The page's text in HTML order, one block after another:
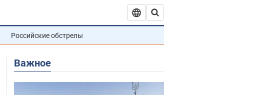
Российские обстрелы
Важное